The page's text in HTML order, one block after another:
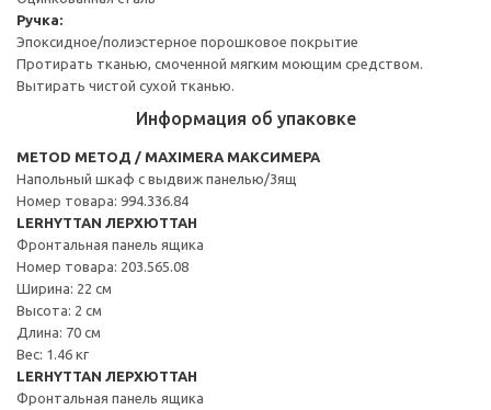
Ручка:
Эпоксидное/полиэстерное порошковое покрытие
Протирать тканью, смоченной мягким моющим средством.
Вытирать чистой сухой тканью.
Информация об упаковке
METOD МЕТОД / MAXIMERA МАКСИМЕРА
Напольный шкаф с выдвиж панелью/3ящ
Номер товара: 994.336.84
LERHYTTAN ЛЕРХЮТТАН
Фронтальная панель ящика
Номер товара: 203.565.08
Ширина: 22 см
Высота: 2 см
Длина: 70 см
Вес: 1.46 кг
LERHYTTAN ЛЕРХЮТТАН
Фронтальная панель ящика